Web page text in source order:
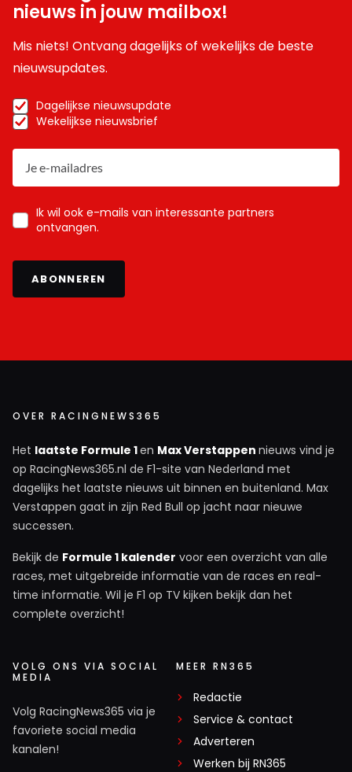
nieuws in jouw mailbox!
Mis niets! Ontvang dagelijks of wekelijks de beste
nieuwsupdates.
Dagelijkse nieuwsupdate
Wekelijkse nieuwsbrief
Ik wil ook e-mails van interessante partners
ontvangen.
ABONNEREN
OVER RACINGNEWS365
Het laatste Formule 1en Max Verstappen nieuws vind je
op RacingNews365.nl de F1-site van Nederland met
dagelijks het laatste nieuws uit binnen en buitenland. Max
Verstappen gaat in zijn Red Bull op jacht naar nieuwe
successen.
Bekijk de Formule 1 kalender voor een overzicht van alle
races, met uitgebreide informatie van de races en real-
time informatie. Wil je F1 op TV kijken bekijk dan het
complete overzicht!
VOLG ONS VIA SOCIAL
MEDIA
Volg RacingNews365 via je
favoriete social media
kanalen!
MEER RN365
Redactie
Service & contact
Adverteren
Werken bij RN365